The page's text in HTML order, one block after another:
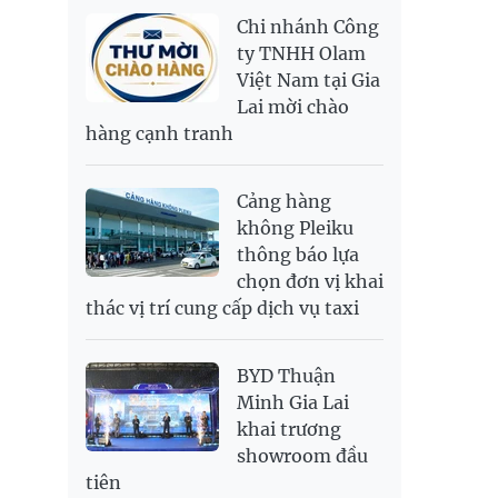
NOK
RUB
304.3
336.84
SAR
6,945.42
7,244.36
2,702.79
2,817.41
SGD
USD
26,000 26,030 26,410
PNJ 138,500,000142,200,000
Chi nhánh Công
ty TNHH Olam
Việt Nam tại Gia
Lai mời chào
hàng cạnh tranh
Cảng hàng
không Pleiku
thông báo lựa
chọn đơn vị khai
thác vị trí cung cấp dịch vụ taxi
BYD Thuận
Minh Gia Lai
khai trương
showroom đầu
tiên